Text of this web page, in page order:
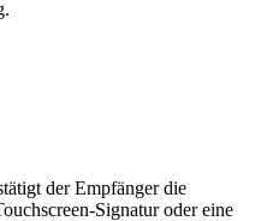
der Empfänger die
Signatur oder eine